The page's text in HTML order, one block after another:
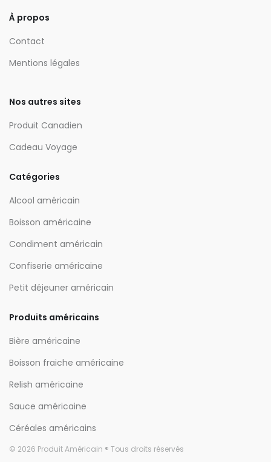
À propos
Contact
Mentions légales
Nos autres sites
Produit Canadien
Cadeau Voyage
Catégories
Alcool américain
Boisson américaine
Condiment américain
Confiserie américaine
Petit déjeuner américain
Produits américains
Bière américaine
Boisson fraiche américaine
Relish américaine
Sauce américaine
Céréales américains
© 2026 Produit Américain ® Tous droits réservés